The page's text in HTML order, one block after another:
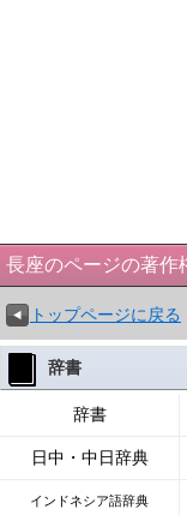
長座のページの著作
トップページに戻る
辞書
辞書
日中・中日辞典
インドネシア語辞典